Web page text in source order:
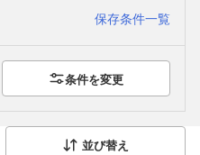
保存条件一覧
条件を変更
並び替え